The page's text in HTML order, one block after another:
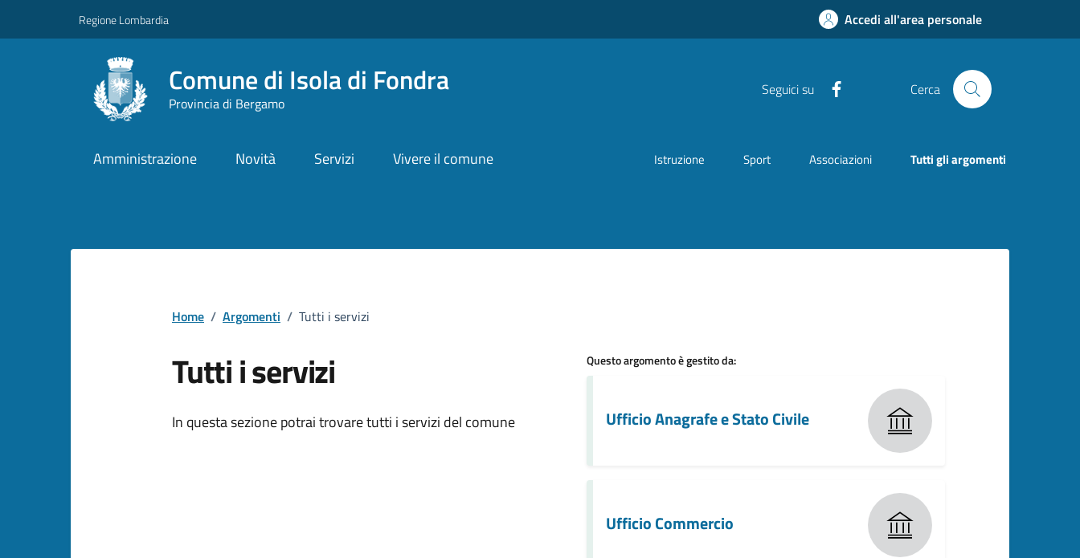
Regione Lombardia Accedi all'area personale
Comune di Isola di Fondra
Provincia di Bergamo
Seguici su Cerca
Amministrazione Novità Servizi Vivere il comune Istruzione Sport Associazioni Tutti gli argomenti
Home / Argomenti / Tutti i servizi
Tutti i servizi
Dettagli della notizia
In questa sezione potrai trovare tutti i servizi del comune
Questo argomento è gestito da:
Ufficio Anagrafe e Stato Civile
Ufficio Commercio